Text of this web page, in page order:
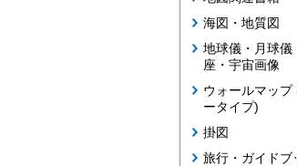
海図・地質図
地球儀・月球儀
座・宇宙画像
ウォールマップ
ータイプ)
掛図
旅行・ガイドブ